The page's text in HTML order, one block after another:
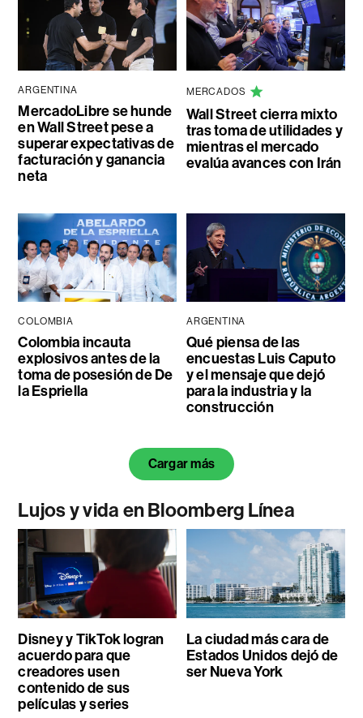
ARGENTINA
MercadoLibre se hunde
en Wall Street pese a
superar expectativas de
facturación y ganancia
neta
MERCADOS
Wall Street cierra mixto
tras toma de utilidades y
mientras el mercado
evalúa avances con Irán
COLOMBIA
Colombia incauta
explosivos antes de la
toma de posesión de De
la Espriella
ARGENTINA
Qué piensa de las
encuestas Luis Caputo
y el mensaje que dejó
para la industria y la
construcción
Cargar más
Lujos y vida en Bloomberg Línea
Disney y TikTok logran
acuerdo para que
creadores usen
contenido de sus
películas y series
La ciudad más cara de
Estados Unidos dejó de
ser Nueva York